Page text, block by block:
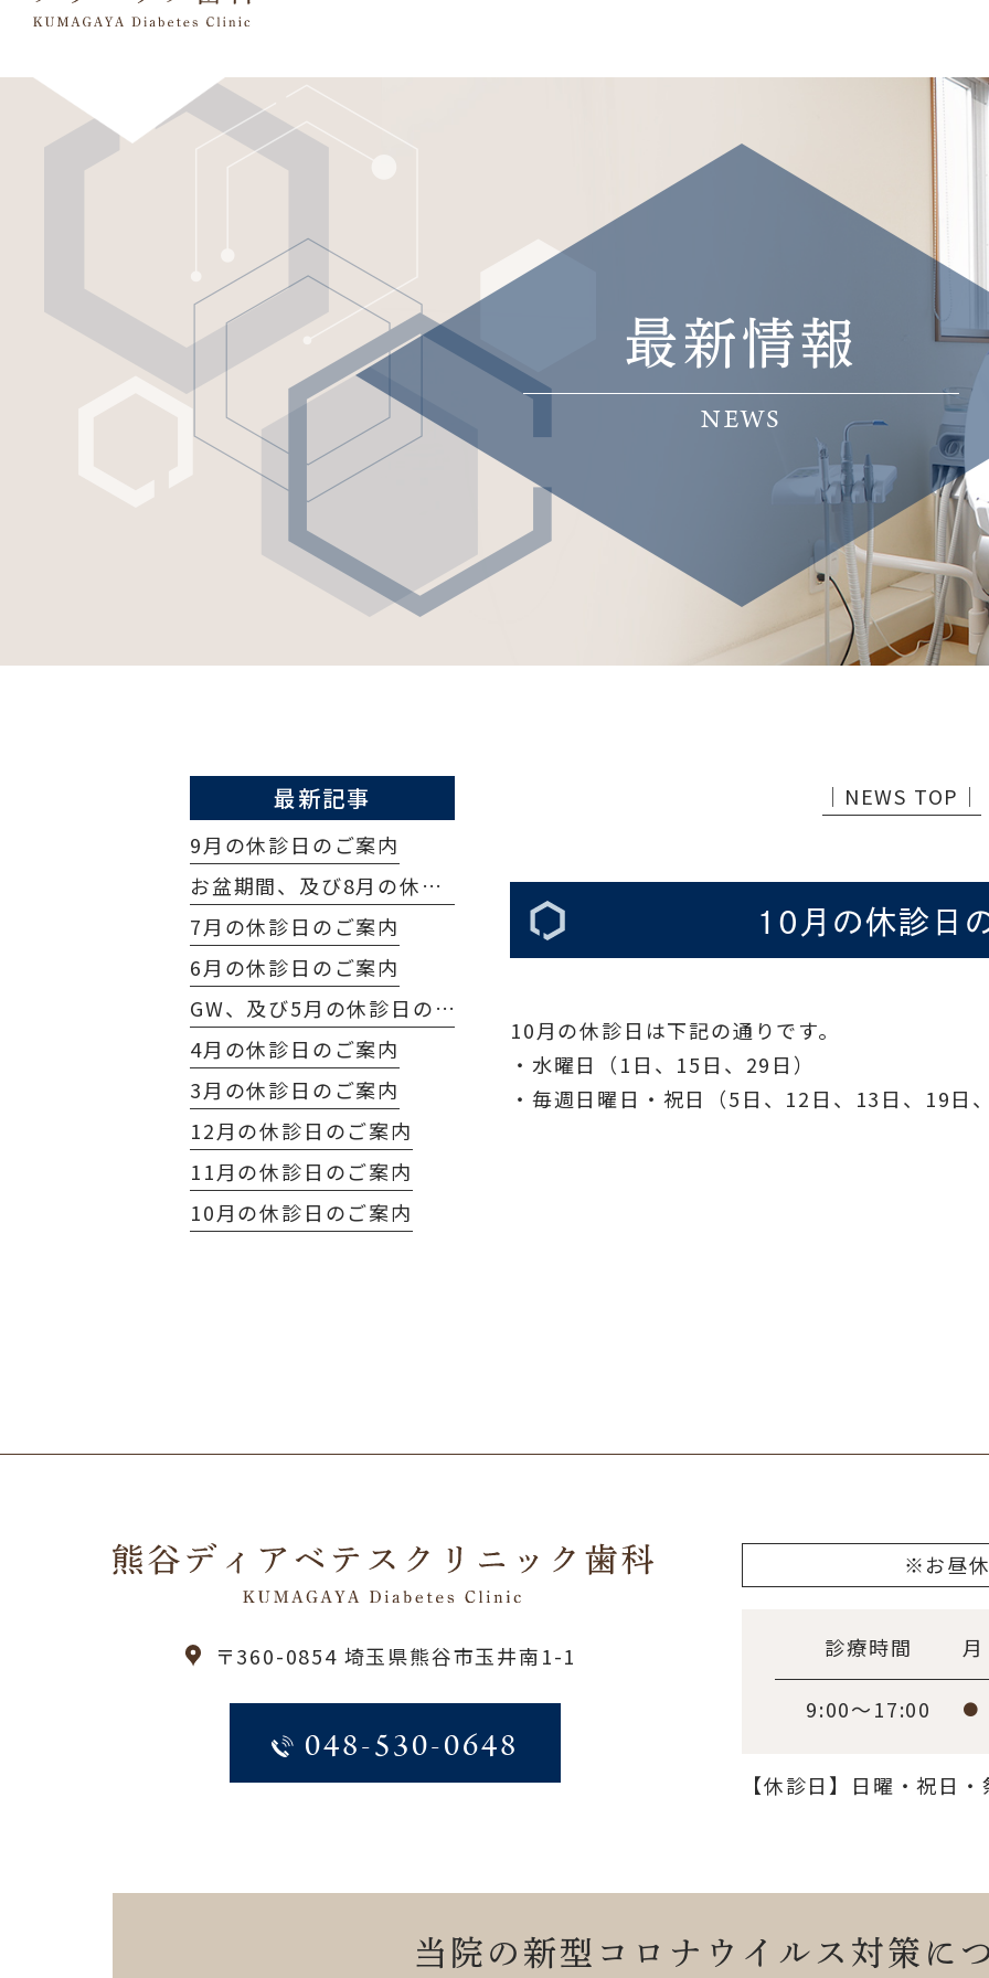
最新情報
NEWS
│NEWS TOP│
10月の休診日
10月の休診日は下記の通りです。
・水曜日（1日、15日、29日）
・毎週日曜日・祝日（5日、12日、13日、19日
最新記事
9月の休診日のご案内
お盆期間、及び8月の休診日のご案内
7月の休診日のご案内
6月の休診日のご案内
GW、及び5月の休診日のご案内
4月の休診日のご案内
3月の休診日のご案内
12月の休診日のご案内
11月の休診日のご案内
10月の休診日のご案内
〒360-0854 埼玉県熊谷市玉井南1-1
048-530-0648
※お昼
診療時間 月
9:00～17:00 ●
【休診日】日曜・祝日
当院の新型コロナウイルス対策に